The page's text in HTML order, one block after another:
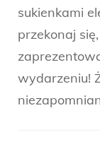
sukienkami
przekonaj
wydarzeniu!